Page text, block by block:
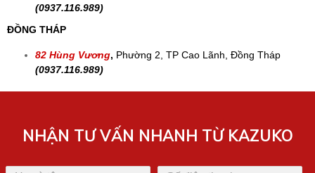
(0937.116.989)
ĐỒNG THÁP
82 Hùng Vương, Phường 2, TP Cao Lãnh, Đồng Tháp
(0937.116.989)
NHẬN TƯ VẤN NHANH TỪ KAZUKO